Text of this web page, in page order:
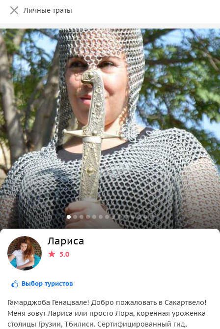
Личные траты
Лариса
5.0
Выбор туристов
Гамарджоба Генацвале! Добро пожаловать в Сакартвело!
Меня зовут Лариса или просто Лора, коренная уроженка
столицы Грузии, Тбилиси. Сертифицированный гид,